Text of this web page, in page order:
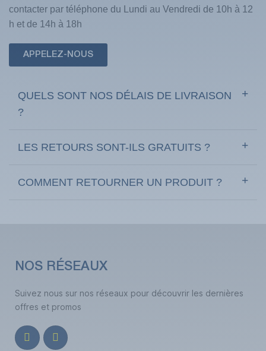
contacter par téléphone du Lundi au Vendredi de 10h à 12
h et de 14h à 18h
APPELEZ-NOUS
QUELS SONT NOS DÉLAIS DE LIVRAISON
?
LES RETOURS SONT-ILS GRATUITS ?
COMMENT RETOURNER UN PRODUIT ?
NOS RÉSEAUX
Suivez nous sur nos réseaux pour découvrir les dernières
offres et promos